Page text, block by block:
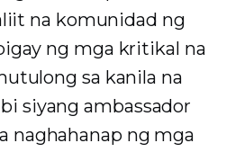
na komunidad ng
ng mga kritikal na
sa kanila na
siyang ambassador
naghahanap ng mga